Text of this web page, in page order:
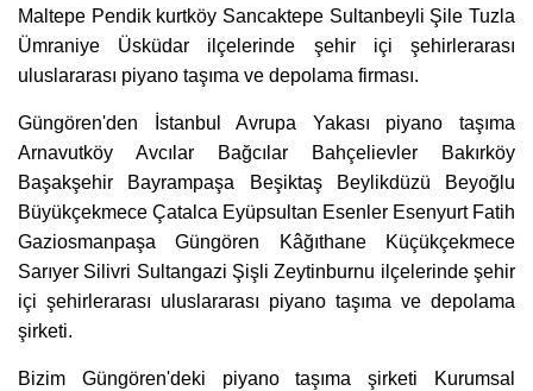
Maltepe Pendik kurtköy Sancaktepe Sultanbeyli Şile Tuzla
Ümraniye Üsküdar ilçelerinde şehir içi şehirlerarası
uluslararası piyano taşıma ve depolama firması.
Güngören'den İstanbul Avrupa Yakası piyano taşıma
Arnavutköy Avcılar Bağcılar Bahçelievler Bakırköy
Başakşehir Bayrampaşa Beşiktaş Beylikdüzü Beyoğlu
Büyükçekmece Çatalca Eyüpsultan Esenler Esenyurt Fatih
Gaziosmanpaşa Güngören Kâğıthane Küçükçekmece
Sarıyer Silivri Sultangazi Şişli Zeytinburnu ilçelerinde şehir
içi şehirlerarası uluslararası piyano taşıma ve depolama
şirketi.
Bizim Güngören'deki piyano taşıma şirketi Kurumsal